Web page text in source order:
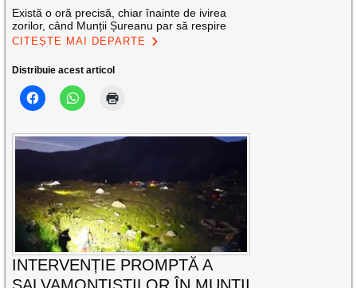
Există o oră precisă, chiar înainte de ivirea
zorilor, când Munții Șureanu par să respire
CITEȘTE MAI DEPARTE
Distribuie acest articol
INTERVENȚIE PROMPTĂ A